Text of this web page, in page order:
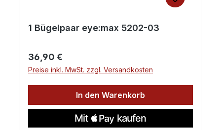
1 Bügelpaar eye:max 5202-03
Regulärer Preis:
36,90 €
Preise inkl. MwSt. zzgl. Versandkosten
In den Warenkorb